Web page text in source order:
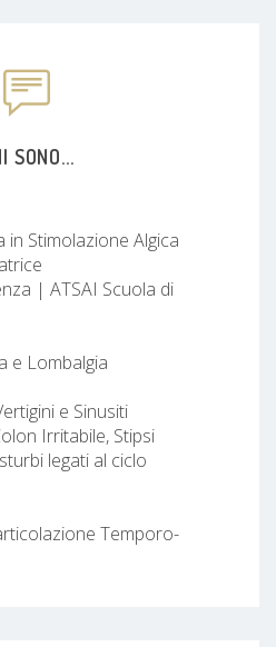
SONO...
Stimolazione Algica
| ATSAI Scuola di
e Lombalgia
e Sinusiti
Irritabile, Stipsi
legati al ciclo
Temporo-